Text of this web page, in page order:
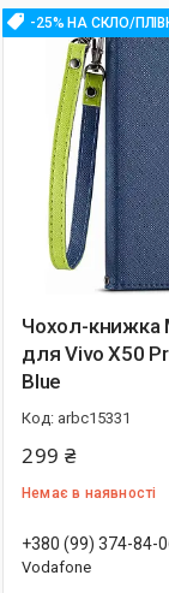
-25% НА СКЛО/
Чохол-книжка
для Vivo X50
Blue
arbc15331
299 ₴
Немає в наявності
+380 (99) 374-84-
Vodafone